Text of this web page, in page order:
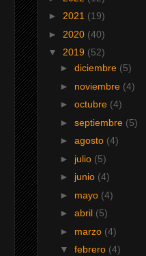
► 2021 (19)
► 2020 (40)
▼ 2019 (52)
► diciembre (5)
► noviembre (4)
► octubre (4)
► septiembre (5)
► agosto (4)
► julio (5)
► junio (4)
► mayo (4)
► abril (5)
► marzo (4)
▼ febrero (4)